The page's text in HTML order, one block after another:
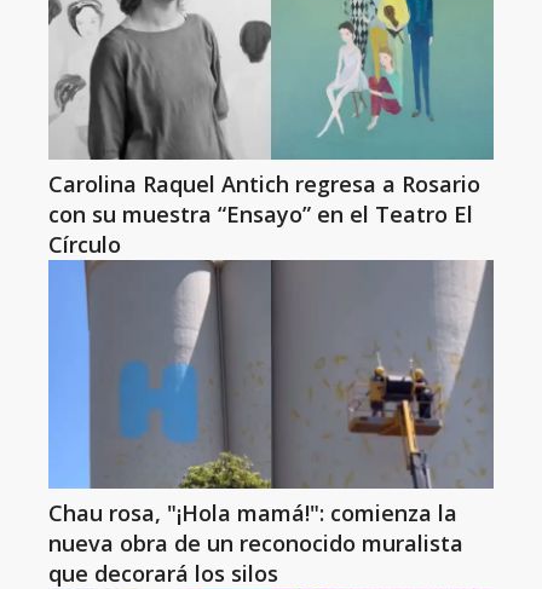
Carolina Raquel Antich regresa a Rosario
con su muestra “Ensayo” en el Teatro El
Círculo
Chau rosa, "¡Hola mamá!": comienza la
nueva obra de un reconocido muralista
que decorará los silos